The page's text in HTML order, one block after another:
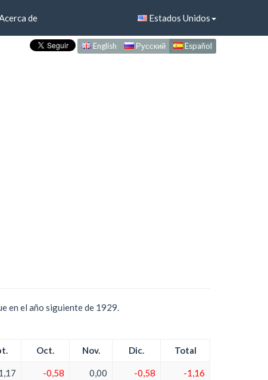
Acerca de Estados Unidos
English Русский Español
en el año siguiente de 1929.
Oct. Nov. Dic. Total
-0,58 0,00 -0,58 -1,16